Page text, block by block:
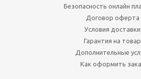
Безопасность онлайн
Договор оферта
Условия доставки
Гарантия на товар
Дополнительные
Как оформить